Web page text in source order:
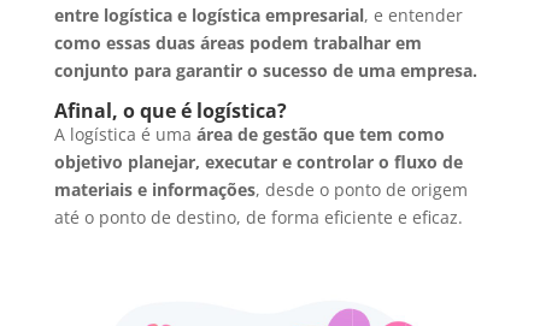
entre logística e logística empresarial, e entender
como essas duas áreas podem trabalhar em
conjunto para garantir o sucesso de uma empresa.
Afinal, o que é logística?
A logística é uma área de gestão que tem como
objetivo planejar, executar e controlar o fluxo de
materiais e informações, desde o ponto de origem
até o ponto de destino, de forma eficiente e eficaz.